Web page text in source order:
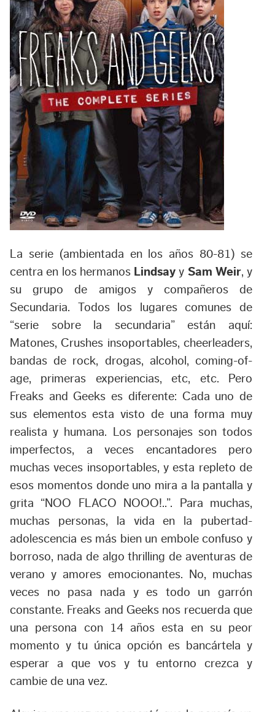
La serie (ambientada en los años 80-81) se
centra en los hermanos Lindsayy Sam Weir, y
su grupo de amigos y compañeros de
Secundaria. Todos los lugares comunes de
“serie sobre la secundaria” están aquí:
Matones, Crushes insoportables, cheerleaders,
bandas de rock, drogas, alcohol, coming-of-
age, primeras experiencias, etc, etc. Pero
Freaks and Geeks es diferente: Cada uno de
sus elementos esta visto de una forma muy
realista y humana. Los personajes son todos
imperfectos, a veces encantadores pero
muchas veces insoportables, y esta repleto de
esos momentos donde uno mira a la pantalla y
grita “NOO FLACO NOOO!..”. Para muchas,
muchas personas, la vida en la pubertad-
adolescencia es más bien un embole confuso y
borroso, nada de algo thrilling de aventuras de
verano y amores emocionantes. No, muchas
veces no pasa nada y es todo un garrón
constante. Freaks and Geeks nos recuerda que
una persona con 14 años esta en su peor
momento y tu única opción es bancártela y
esperar a que vos y tu entorno crezca y
cambie de una vez.